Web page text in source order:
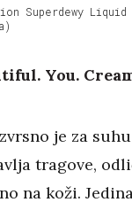
Superdewy
You.
je za
tragove,
na koži.